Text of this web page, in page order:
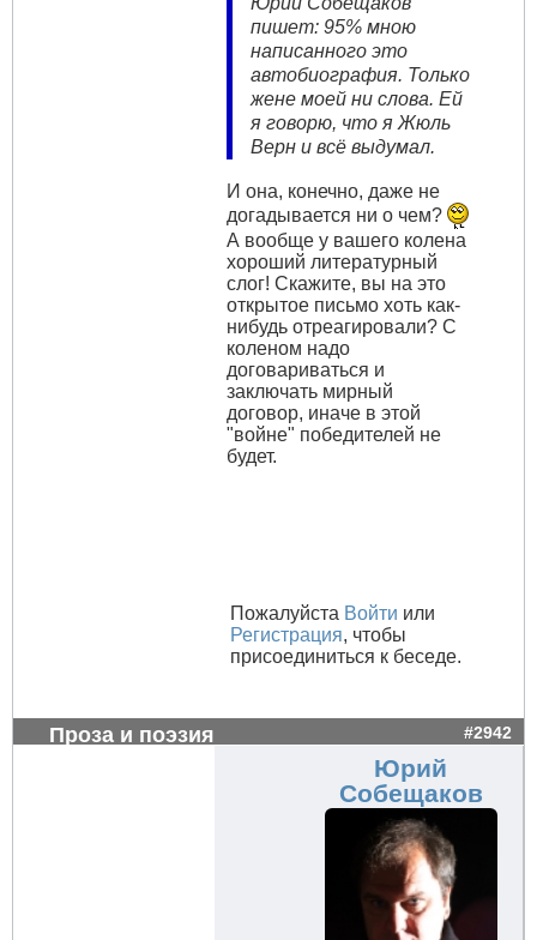
пишет: 95% мною
написанного это
автобиография. Только
жене моей ни слова. Ей
я говорю, что я Жюль
Верн и всё выдумал.
И она, конечно, даже не
догадывается ни о чем?
А вообще у вашего колена
хороший литературный
слог! Скажите, вы на это
открытое письмо хоть как-
нибудь отреагировали? С
коленом надо
договариваться и
заключать мирный
договор, иначе в этой
"войне" победителей не
будет.
Пожалуйста Войти или
Регистрация, чтобы
присоединиться к беседе.
Проза и поэзия #2942
Юрий
Собещаков